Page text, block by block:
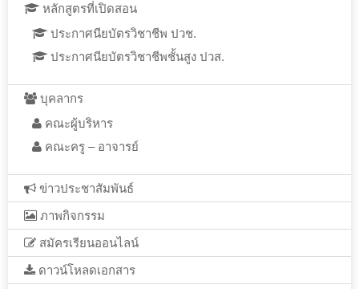
หลักสูตรที่เปิดสอน
ประกาศนียบัตรวิชาชีพ ปวช.
ประกาศนียบัตรวิชาชีพชั้นสูง ปวส.
บุคลากร
คณะผู้บริหาร
คณะครู – อาจารย์
ข่าวประชาสัมพันธ์
ภาพกิจกรรม
สมัครเรียนออนไลน์
ดาวน์โหลดเอกสาร